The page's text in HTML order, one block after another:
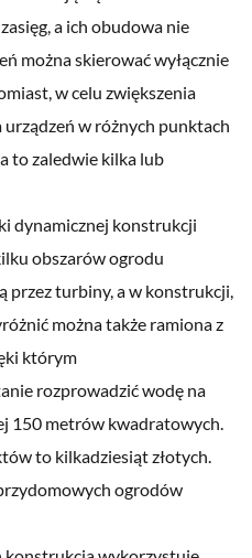
a ich obudowa nie
można skierować wyłącznie
w celu zwiększenia
urządzeń w różnych punktach
to zaledwie kilka lub
dynamicznej konstrukcji
obszarów ogrodu
przez turbiny, a w konstrukcji,
można także ramiona z
którym
rozprowadzić wodę na
150 metrów kwadratowych.
to kilkadziesiąt złotych.
ogrodów